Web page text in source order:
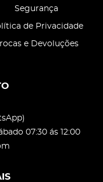
Segurança
de Privacidade
e Devoluções
07:30 ás 12:00